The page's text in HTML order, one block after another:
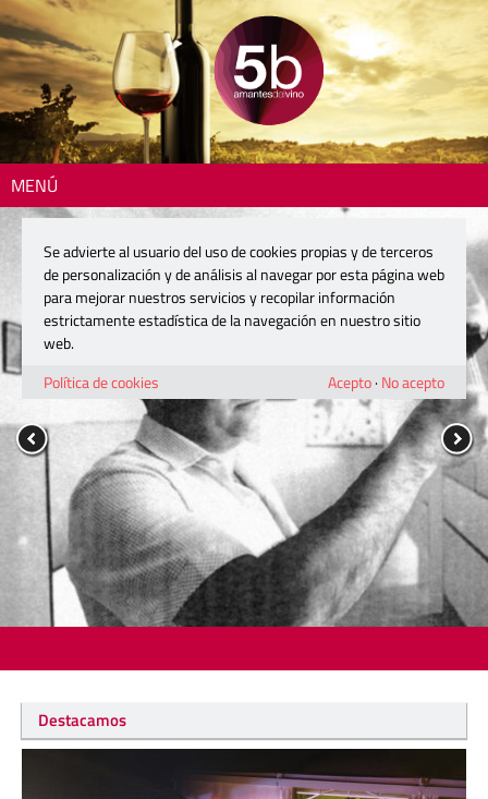
MENÚ
Destacamos
Se advierte al usuario del uso de cookies propias y de terceros
de personalización y de análisis al navegar por esta página web
para mejorar nuestros servicios y recopilar información
estrictamente estadística de la navegación en nuestro sitio
web.
Política de cookies
Acepto· No acepto